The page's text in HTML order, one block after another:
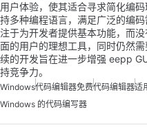
用户体验，使其适合寻求简化编
持多种编程语言，满足广泛的编
注于为开发者提供基本功能，而
面的用户的理想工具，同时仍然
续的开发旨在进一步增强 eepp
持竞争力。
Windows代码编辑器免费代码编辑器适
Windows 的代码编写器